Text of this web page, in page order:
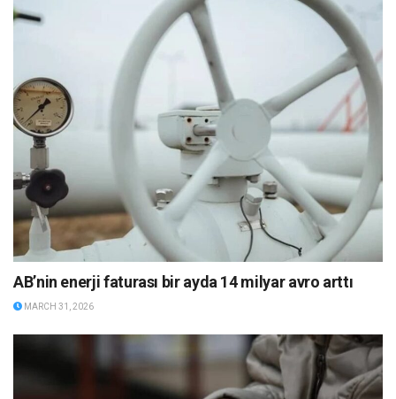
AB’nin enerji faturası bir ayda 14 milyar avro arttı
MARCH 31, 2026